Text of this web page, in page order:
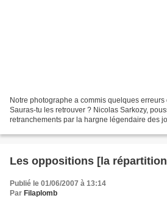
Notre photographe a commis quelques erreurs
Sauras-tu les retrouver ? Nicolas Sarkozy,
retranchements par la hargne légendaire des
Les oppositions [la
Publié le 01/06/2007 à 13:14
Par Filaplomb